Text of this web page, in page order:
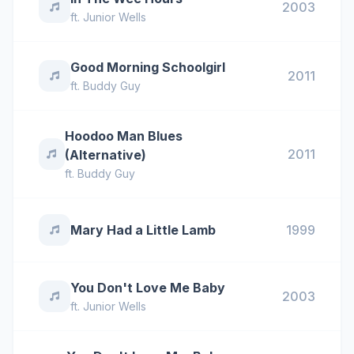
ft. Junior Wells
2003
Good Morning Schoolgirl
ft. Buddy Guy
2011
Hoodoo Man Blues
(Alternative)
ft. Buddy Guy
2011
Mary Had a Little Lamb 1999
You Don't Love Me Baby
ft. Junior Wells
2003